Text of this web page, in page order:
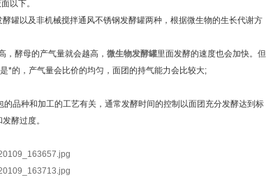
以下。
以及非机械搅拌通风不锈钢发酵罐两种，根据微生物的生长代谢方
酵母的产气量就会越高， 微生物发酵罐里面发酵的速度也会加快。但
*的，产气量会比价的均匀，面团的持气能力会比较大;
种和加工的工艺有关，通常发酵时间的控制以面团充分发酵达到标
酵过度。